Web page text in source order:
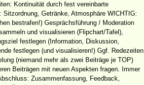
Kontinuität durch fest vereinbarte
Getränke, Atmosphäre WICHTIG:
bestrafen!) Gesprächsführung / Moderation
und visualisieren (Flipchart/Tafel),
festlegen (Information, Diskussion,
festlegen (und visualisieren!) Ggf. Redezeiten
(niemand mehr als zwei Beiträge je TOP)
Beiträgen mit neuen Aspekten fragen. Immer
Zusammenfassung, Feedback,